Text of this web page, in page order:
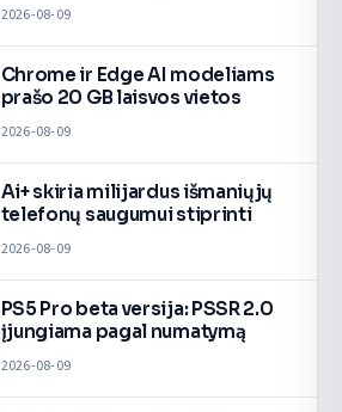
2026-08-09
Chrome ir Edge AI modeliams
prašo 20 GB laisvos vietos
2026-08-09
Ai+ skiria milijardus išmaniųjų
telefonų saugumui stiprinti
2026-08-09
PS5 Pro beta versija: PSSR 2.0
įjungiama pagal numatymą
2026-08-09